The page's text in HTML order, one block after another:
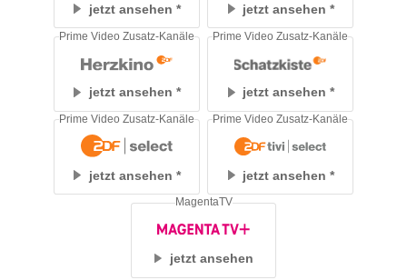
jetzt ansehen jetzt ansehen
jetzt ansehen
Prime Video Zusatz-Kanäle
jetzt ansehen
Prime Video Zusatz-Kanäle
jetzt ansehen
Prime Video Zusatz-Kanäle
jetzt ansehen
Prime Video Zusatz-Kanäle
jetzt ansehen
MagentaTV